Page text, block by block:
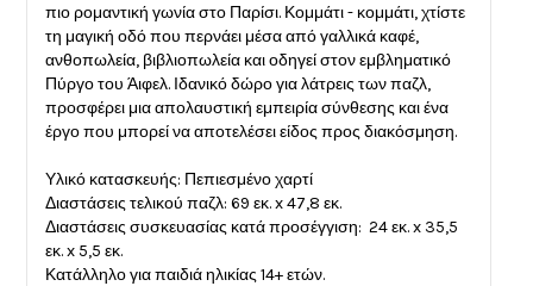
πιο ρομαντική γωνία στο Παρίσι. Κομμάτι - κομμάτι, χτίστε
τη μαγική οδό που περνάει μέσα από γαλλικά καφέ,
ανθοπωλεία, βιβλιοπωλεία και οδηγεί στον εμβληματικό
Πύργο του Άιφελ. Ιδανικό δώρο για λάτρεις των παζλ,
προσφέρει μια απολαυστική εμπειρία σύνθεσης και ένα
έργο που μπορεί να αποτελέσει είδος προς διακόσμηση.
Υλικό κατασκευής: Πεπιεσμένο χαρτί
Διαστάσεις τελικού παζλ: 69 εκ. x 47,8 εκ.
Διαστάσεις συσκευασίας κατά προσέγγιση: 24 εκ. x 35,5
εκ. x 5,5 εκ.
Κατάλληλο για παιδιά ηλικίας 14+ ετών.